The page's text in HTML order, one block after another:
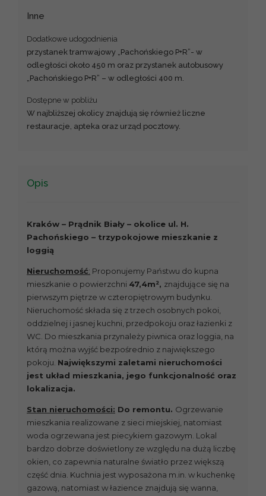
Inne
Dodatkowe udogodnienia
przystanek tramwajowy „Pachońskiego P+R”- w
odległości około 450 m oraz przystanek autobusowy
„Pachońskiego P+R” – w odległości 400 m.
Dostępne w pobliżu
W najbliższej okolicy znajdują się również liczne
restauracje, apteka oraz urząd pocztowy.
Opis
Kraków – Prądnik Biały – okolice ul. H.
Pachońskiego – trzypokojowe mieszkanie z
loggią
Nieruchomość: Proponujemy Państwu do kupna
mieszkanie o powierzchni 47,4m², znajdujące się na
pierwszym piętrze w czteropiętrowym budynku.
Nieruchomość składa się z trzech osobnych pokoi,
oddzielnej i jasnej kuchni, przedpokoju oraz łazienki z
WC. Do mieszkania przynależy piwnica oraz loggia, na
którą można wyjść bezpośrednio z największego
pokoju. Największymi zaletami nieruchomości
jest układ mieszkania, jego funkcjonalność oraz
lokalizacja.
Stan nieruchomości: Do remontu. Ogrzewanie
mieszkania realizowane z sieci miejskiej, natomiast
woda ogrzewana jest piecykiem gazowym. Lokal
bardzo dobrze doświetlony ze względu na dużą liczbę
okien, co zapewnia naturalne światło przez większą
część dnia. Kuchnia jest wyposażona m.in. w kuchenkę
gazową, natomiast w łazience znajdują się wanna,